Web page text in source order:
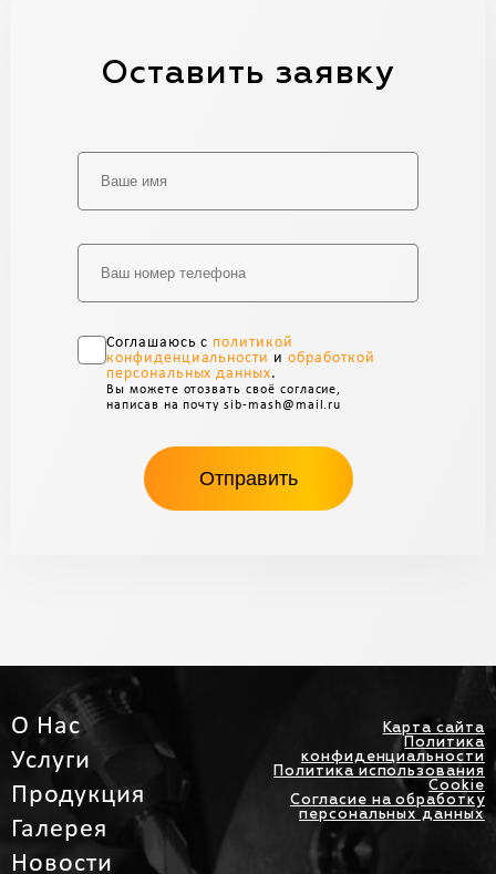
Оставить заявку
Соглашаюсь с политикой
конфиденциальности и обработкой
персональных данных.
Вы можете отозвать своё согласие,
написав на почту sib-mash@mail.ru
О Нас
Услуги
Продукция
Галерея
Новости
Карта сайта
Политика
конфиденциальности
Политика использования
Cookie
Согласие на обработку
персональных данных